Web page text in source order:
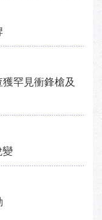
罕見衝鋒槍及
變